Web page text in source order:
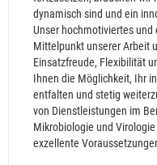
dynamisch sind und ein
Unser hochmotiviertes
Mittelpunkt unserer Arbeit
Einsatzfreude, Flexibilität
Ihnen die Möglichkeit, Ihr
entfalten und stetig
von Dienstleistungen im
Mikrobiologie und
exzellente